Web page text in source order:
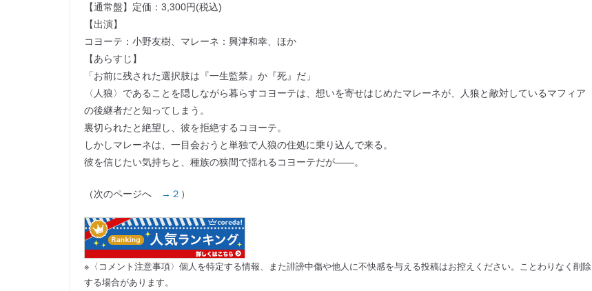
【通常盤】定価：3,300円(税込)
【出演】
コヨーテ：小野友樹、マレーネ：興津和幸、ほか
【あらすじ】
「お前に残された選択肢は『一生監禁』か『死』だ」
〈人狼〉であることを隠しながら暮らすコヨーテは、想いを寄せはじめたマレーネが、人狼と敵対しているマフィア
の後継者だと知ってしまう。
裏切られたと絶望し、彼を拒絶するコヨーテ。
しかしマレーネは、一目会おうと単独で人狼の住処に乗り込んで来る。
彼を信じたい気持ちと、種族の狭間で揺れるコヨーテだが――。
（次のページへ →２ ）
※〈コメント注意事項〉個人を特定する情報、また誹謗中傷や他人に不快感を与える投稿はお控えください。ことわりなく削除
する場合があります。